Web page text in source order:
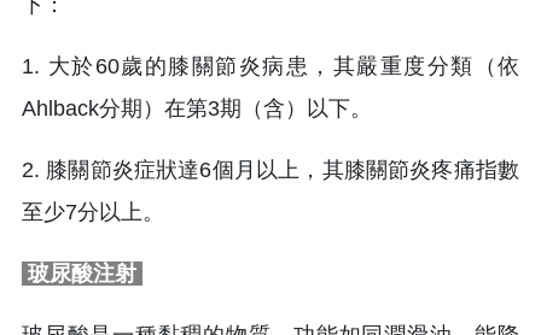
1. 大於60歲的膝關節炎病患，其嚴重度分類（依
Ahlback分期）在第3期（含）以下。
2. 膝關節炎症狀達6個月以上，其膝關節炎疼痛指數
至少7分以上。
玻尿酸注射